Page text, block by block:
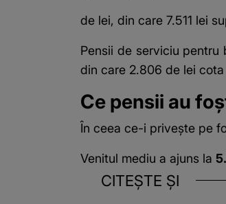
de lei, din care 7.511 lei
Pensii de serviciu
din care 2.806 de lei
Ce pensii au
În ceea ce-i privește pe
Venitul mediu a ajuns la
CITEȘTE ȘI